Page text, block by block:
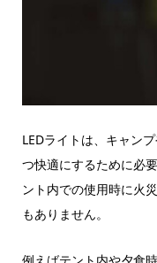
LEDライトは、キャン
つ快適にするために必
ント内での使用時に火
もありません。
例えばテント内や夕食